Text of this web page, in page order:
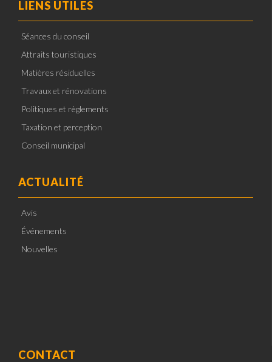
LIENS UTILES
Séances du conseil
Attraits touristiques
Matières résiduelles
Travaux et rénovations
Politiques et règlements
Taxation et perception
Conseil municipal
ACTUALITÉ
Avis
Événements
Nouvelles
CONTACT